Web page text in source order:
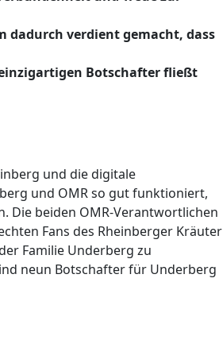
dadurch verdient gemacht, dass
Botschafter fließt
und die digitale
und OMR so gut funktioniert,
Die beiden OMR-Verantwortlichen
Fans des Rheinberger Kräuter
Familie Underberg zu
neun Botschafter für Underberg